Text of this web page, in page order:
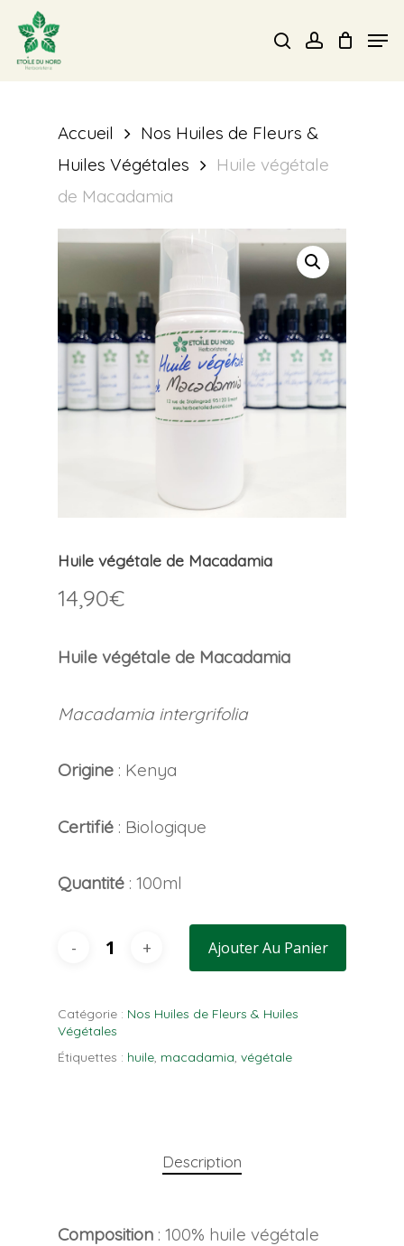
main
searchaccount
Accueil
Nos Huiles de Fleurs &
Huiles Végétales
Huile végétale
de Macadamia
Huile végétale de Macadamia
14,90€
Huile végétale de Macadamia
Macadamia intergrifolia
Origine : Kenya
Certifié : Biologique
Quantité : 100ml
Ajouter Au Panier
Catégorie : Nos Huiles de Fleurs & Huiles
Végétales
Étiquettes : huile, macadamia, végétale
Description
Composition : 100% huile végétale